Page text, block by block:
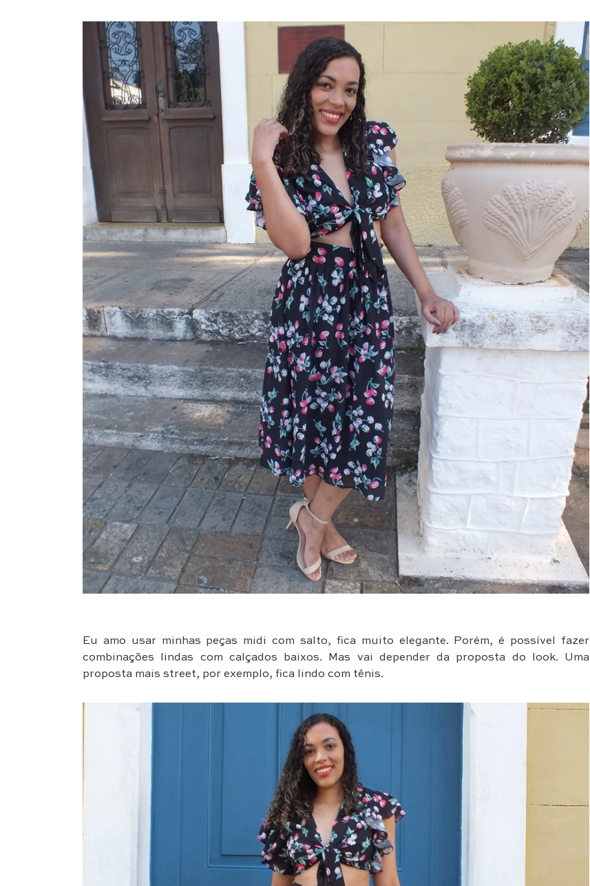
Eu amo usar minhas peças midi com salto, fica muito elegante. Porém, é possível fazer
combinações lindas com calçados baixos. Mas vai depender da proposta do look. Uma
proposta mais street, por exemplo, fica lindo com tênis.